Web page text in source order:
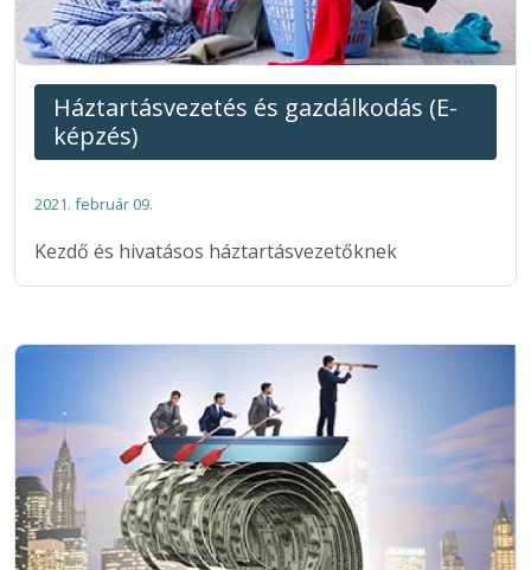
Háztartásvezetés és gazdálkodás (E-
képzés)
2021. február 09.
Kezdő és hivatásos háztartásvezetőknek